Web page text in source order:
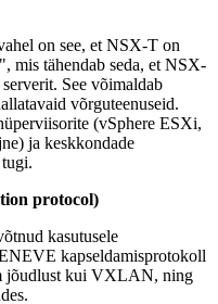
on see, et NSX-T on
mis tähendab seda, et NSX-
See võimaldab
võrguteenuseid.
(vSphere ESXi,
ja keskkondade
protocol)
kasutusele
kapseldamisprotokoll
jõudlust kui VXLAN, ning